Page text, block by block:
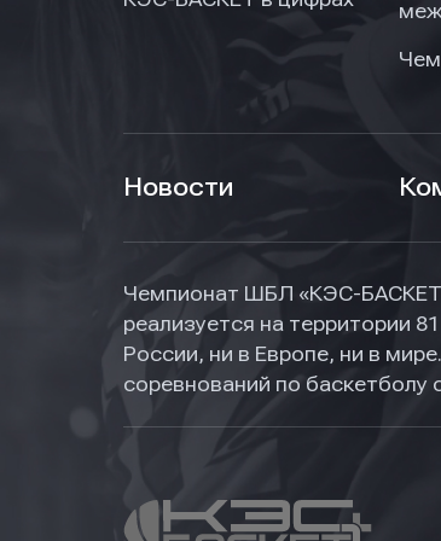
Новости
Чемпионат ШБЛ «КЭС-
реализуется на территории
России, ни в Европе, ни в
соревнований по